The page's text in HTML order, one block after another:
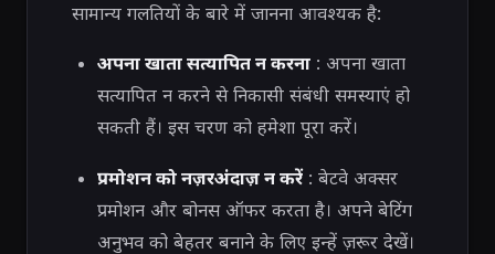
सामान्य गलतियों के बारे में जानना आवश्यक है:
अपना खाता सत्यापित न करना: अपना खाता
सत्यापित न करने से निकासी संबंधी समस्याएं हो
सकती हैं। इस चरण को हमेशा पूरा करें।
प्रमोशन को नज़रअंदाज़ न करें: बेटवे अक्सर
प्रमोशन और बोनस ऑफर करता है। अपने बेटिंग
अनुभव को बेहतर बनाने के लिए इन्हें ज़रूर देखें।